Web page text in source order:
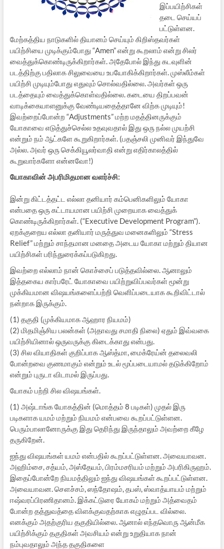
இப்பயிற்சிகள்
தடை செய்யப்
பட்டுள்ளன.
மேற்கத்திய நாடுகளில் தியானம் செய்யும் கிறிஸ்தவர்கள்
பயிற்சியை முடிக்கும்போது “Amen” என்று கூறலாம் என்று சிலர்
வைத்துக்கொண்டிருக்கிறார்கள். அதேபோல் இந்து கடவுளின்
படத்திற்கு பதிலாக சிலுவையை உபயோகிக்கிறார்கள். முஸ்லீம்கள்
பயிற்சி முடியும்போது எதுவும் சொல்வதில்லை. அவர்கள் ஒரு
படத்தையும் வைத்துக்கொள்வதில்லை. கடையை திறப்பவன்
வாடிக்கையாளனுக்கு வேண்டியதைத்தானே விற்க முடியும்!
இவற்றைப்போன்ற “Adjustments” மற்ற மதத்தினருக்கும்
யோகாவை எடுத்துச்செல்ல உதவுவதால் இது ஒரு நல்ல முயற்சி
என்றும் நம் ஆட்களே கூறுகிறார்கள். (பதஞ்சலி முனிவர் இந்துவே
அல்ல. அவர் ஒரு செக்கியூலர்வாதி என்று எதிர்காலத்தில்
கூறுவார்களோ என்னவோ!)
யோகாவின் அபரிமிதமான வளர்ச்சி:
இன்று கிட்டத்தட்ட எல்லா தனியார் கம்பெனிகளிலும் யோகா
என்பதை ஒரு கட்டாயமான பயிற்சி முறையாக வைத்துக்
கொண்டிருக்கிறார்கள். (“Executive Development Program”).
ஏறக்குறைய எல்லா தனியார் மருத்துவ மனைகளிலும் “Stress
Relief” மற்றும் சாந்தமான மனதை அடைய யோகா மற்றும் தியான
பயிற்சிகள் பரிந்துரைக்கப்படுகிறது.
இவற்றை எல்லாம் நான் கொச்சைப் படுத்தவில்லை. ஆனாலும்
இத்தகைய கார்பரேட் யோகாவை பயிற்றுவிப்பவர்கள் மூன்று
முக்கியமான விஷயங்களைப்பற்றி வெளிப்படையாக கூறிவிட்டால்
நன்றாக இருக்கும்.
(1) தகுதி (முக்கியமாக ஆஹார நியமம்)
(2) மிதமிஞ்சிய பலன்கள் (அதாவது சமாதி நிலை) ஏதும் இவ்வகை
பயிற்சியினால் ஒருவருக்கு கிடைக்காது என்பது.
(3) சில வியாதிகள் குறிப்பாக ஆஸ்த்மா, மைக்ரேய்ன் தலைவலி
போன்றவை குணமாகும் என்றும் உடல் மூப்படையாமல் தடுக்கிறோம்
என்றும் புருடா விடாமல் இருப்பது.
யோகம் பற்றி சில விஷயங்கள்.
(1) அஷ்டாங்க யோகத்தின் (மொத்தம் 8 படிகள்) முதல் இரு
படிகளாக யமம் மற்றும் நியமம் என்பவை கூறப்பட்டுள்ளன.
பெரும்பாலானோருக்கு இது தெரிந்து இருந்தாலும் அவற்றை கீழே
தருகிறேன்.
ஐந்து விஷயங்கள் யமம் என்பதில் கூறப்பட்டுள்ளன. அவையாவன.
அஹிம்சை, சத்யம், அஸ்தேயம், பிரம்மசரியம் மற்றும் அபரிகிருஹம்.
இதைப்போன்றே நியமத்திலும் ஐந்து விஷயங்கள் கூறப்பட்டுள்ளன.
அவையாவன. சௌச்சம், ஸந்தோஷம், தபஸ், ஸ்வாத்யாயம் மற்றும்
ஈஷ்வரப்பிரணிதானம். இக்கட்டுரை யோகம் மற்றும் அத்வைதம்
போன்ற தத்துவத்தை விளக்குவதற்காக எழுதப்பட வில்லை.
எனக்கும் அதற்குரிய தகுதியில்லை. ஆனால் எந்தவொரு ஆன்மீக
பயிற்சிக்கும் தகுதிகள் அவசியம் என்று உறுதியாக நான்
நம்புவதாலும் அந்த தகுதிகளை